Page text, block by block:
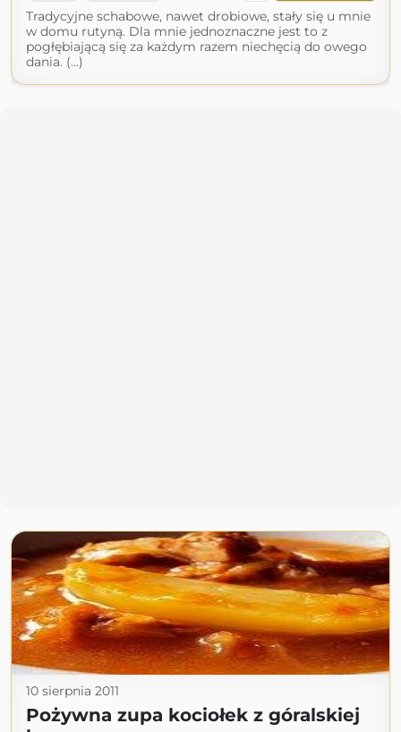
Tradycyjne schabowe, nawet drobiowe, stały się u mnie
w domu rutyną. Dla mnie jednoznaczne jest to z
pogłębiającą się za każdym razem niechęcią do owego
dania. (...)
10 sierpnia 2011
Pożywna zupa kociołek z góralskiej